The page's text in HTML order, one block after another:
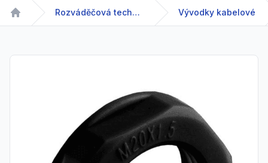
Home
Rozváděčová technika Vývodky kabelové